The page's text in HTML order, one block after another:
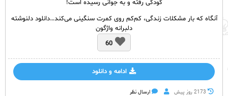
کودکی رفته و به جوانی رسیده‌ است!
آنگاه که بار مشکلات زندگی، کم‌کم روی کمرت سنگینی می‌کند…دانلود دلنوشته
دلبرانه واژگون
60
ادامه و دانلود
2173 روز پيش ارسال نظر